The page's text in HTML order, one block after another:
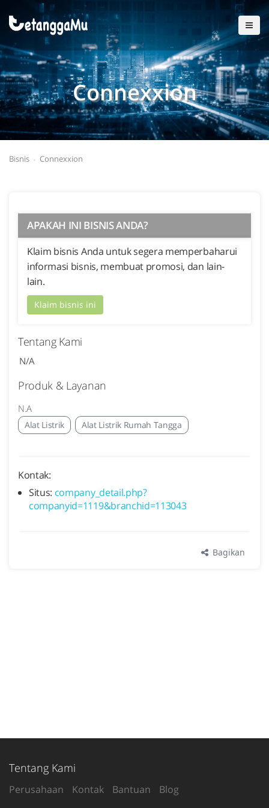
Connexxion
Bisnis Connexxion
APAKAH INI BISNIS ANDA?
Klaim bisnis Anda untuk segera memperbaharui
informasi bisnis, membuat promosi, dan lain-
lain.
Klaim bisnis ini
Tentang Kami
N/A
Produk & Layanan
N.A
Alat Listrik Alat Listrik Rumah Tangga
Kontak:
Situs: company_detail.php?
companyid=1119&branchid=113043
Bagikan
Tentang Kami
Perusahaan Kontak Bantuan Blog